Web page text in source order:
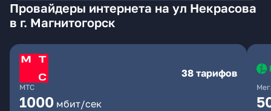
Провайдеры интернета на ул Некрасова
в г. Магнитогорск
МТС
38 тарифов
1000 мбит/сек